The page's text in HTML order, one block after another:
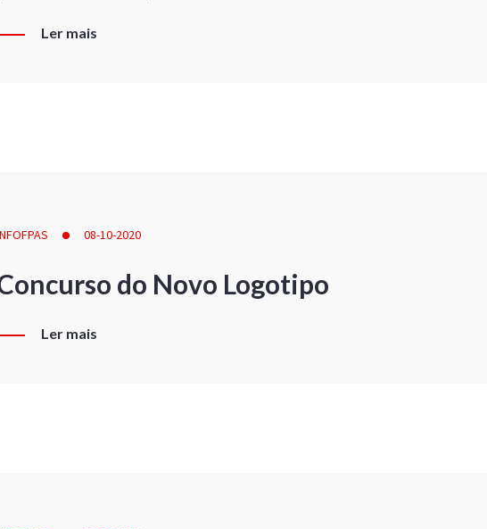
Ler mais
08-10-2020
do Novo Logotipo
Ler mais